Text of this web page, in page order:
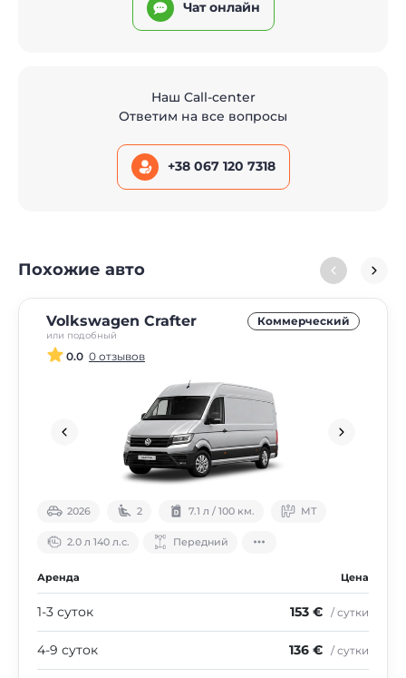
Чат онлайн
Наш Call-center
Ответим на все вопросы
+38 067 120 7318
Похожие авто
Volkswagen Crafter
или подобный
Коммерческий
0.0 0 отзывов
2026 2 7.1 л / 100 км. МТ
2.0 л 140 л.с. Передний
Аренда Цена
1-3 суток 153 € / сутки
4-9 суток 136 € / сутки